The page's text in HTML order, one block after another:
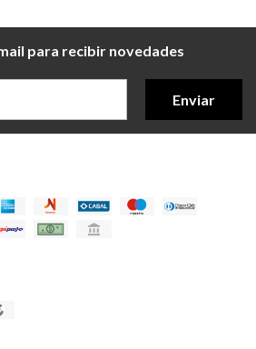
para recibir novedades
Enviar